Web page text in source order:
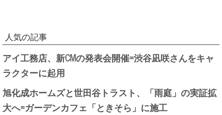
人気の記事
アイ工務店、新CMの発表会開催=渋谷凪咲さんをキャ
ラクターに起用
旭化成ホームズと世田谷トラスト、「雨庭」の実証拡
大へ=ガーデンカフェ「ときそら」に施工